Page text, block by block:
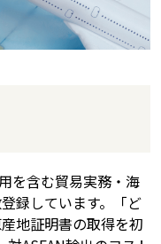
を含む貿易実務・海
録しています。「ど
地証明書の取得を初